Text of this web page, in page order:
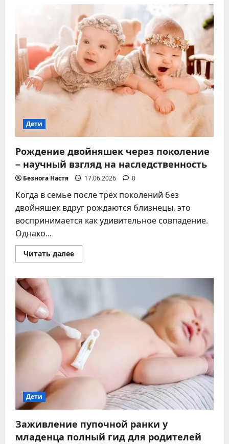
зубами
причины,
последствия
и
решения
Дети
Рождение двойняшек через поколение
– научный взгляд на наследственность
Безнога Настя 17.06.2026 0
Когда в семье после трёх поколений без
двойняшек вдруг рождаются близнецы, это
воспринимается как удивительное совпадение.
Однако...
Читать далееПрочитать
больше
научный
взгляд
наследственность
Дети
Заживление пупочной ранки у
младенца полный гид для родителей